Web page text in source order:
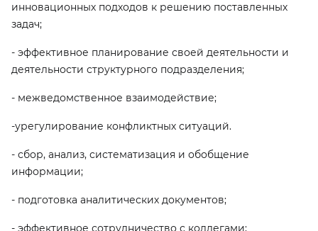
инновационных подходов к решению поставленных
задач;
- эффективное планирование своей деятельности и
деятельности структурного подразделения;
- межведомственное взаимодействие;
-урегулирование конфликтных ситуаций.
- сбор, анализ, систематизация и обобщение
информации;
- подготовка аналитических документов;
- эффективное сотрудничество с коллегами;